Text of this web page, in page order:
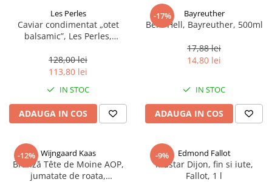
Les Perles
Caviar condimentat „otet
balsamic”, Les Perles,
sferice, 200 g
128,00 lei
113,80 lei
IN STOC
ADAUGA IN COS
-17% Bayreuther
Bere Hell, Bayreuther, 500ml
17,88 lei
14,80 lei
IN STOC
ADAUGA IN COS
-12% Wijngaard Kaas
Brânză Tête de Moine AOP,
jumatate de roata,
-9% Edmond Fallot
Mustar Dijon, fin si iute,
Fallot, 1 l